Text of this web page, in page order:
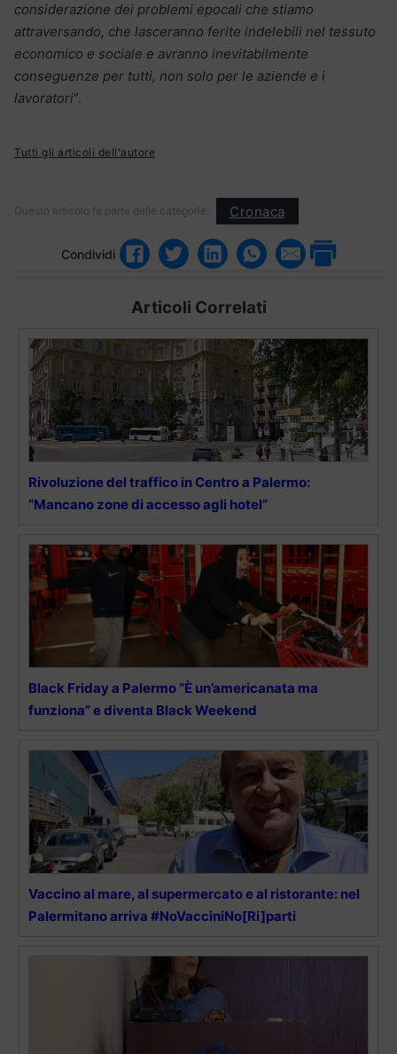
considerazione dei problemi epocali che stiamo
attraversando, che lasceranno ferite indelebili nel tessuto
economico e sociale e avranno inevitabilmente
conseguenze per tutti, non solo per le aziende e i
lavoratori”.
Tutti gli articoli dell'autore
Questo articolo fa parte delle categorie: Cronaca
Condividi
Articoli Correlati
Rivoluzione del traffico in Centro a Palermo:
“Mancano zone di accesso agli hotel”
Black Friday a Palermo “È un’americanata ma
funziona” e diventa Black Weekend
Vaccino al mare, al supermercato e al ristorante: nel
Palermitano arriva #NoVacciniNo[Ri]parti